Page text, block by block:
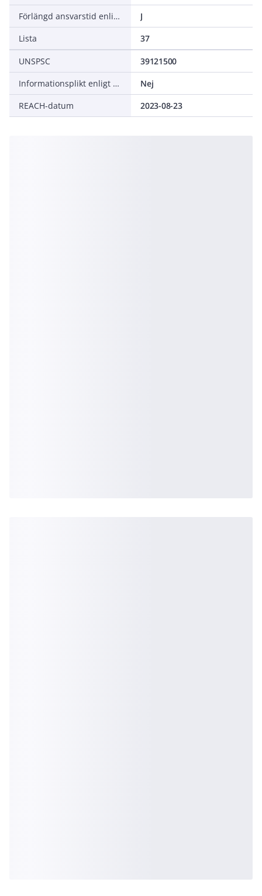
Förlängd ansvarstid enligt ALEM-09
J
Lista
37
UNSPSC
39121500
Informationsplikt enligt REACH
Nej
REACH-datum
2023-08-23